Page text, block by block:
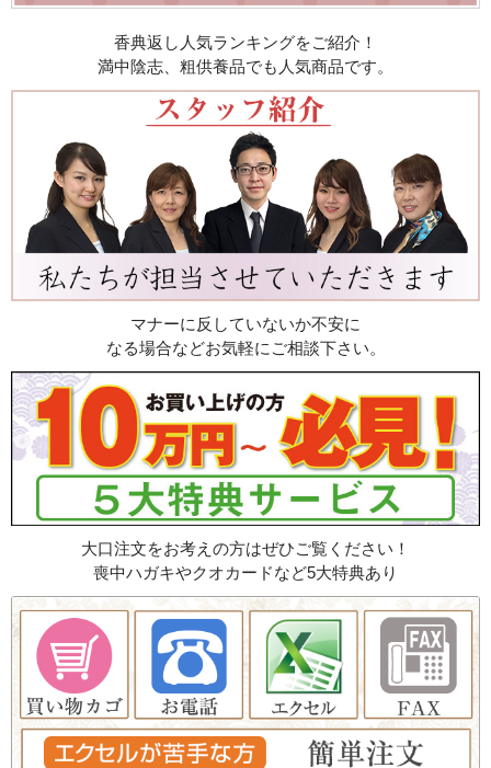
香典返し人気ランキングをご紹介！
満中陰志、粗供養品でも人気商品です。
マナーに反していないか不安に
なる場合などお気軽にご相談下さい。
大口注文をお考えの方はぜひご覧ください！
喪中ハガキやクオカードなど5大特典あり